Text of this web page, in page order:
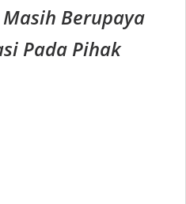
Berupaya
Pada Pihak